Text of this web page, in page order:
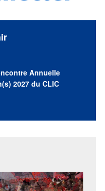
Annuelle
2027 du CLIC